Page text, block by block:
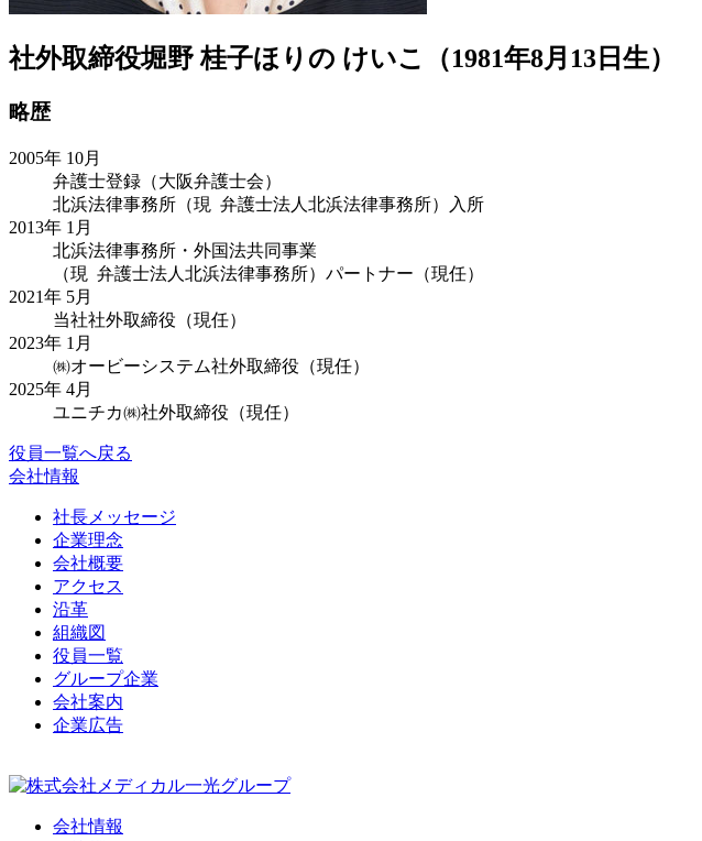
社外取締役堀野 桂子ほりの けいこ（1981年8月13日生）
略歴
2005年 10月
弁護士登録（大阪弁護士会）
北浜法律事務所（現 弁護士法人北浜法律事務所）入所
2013年 1月
北浜法律事務所・外国法共同事業
（現 弁護士法人北浜法律事務所）パートナー（現任）
2021年 5月
当社社外取締役（現任）
2023年 1月
㈱オービーシステム社外取締役（現任）
2025年 4月
ユニチカ㈱社外取締役（現任）
役員一覧へ戻る
会社情報
社長メッセージ
企業理念
会社概要
アクセス
沿革
組織図
役員一覧
グループ企業
会社案内
企業広告
会社情報